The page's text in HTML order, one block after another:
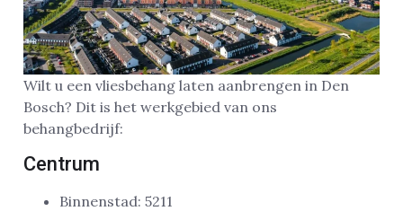
Wilt u een vliesbehang laten aanbrengen in Den
Bosch? Dit is het werkgebied van ons
behangbedrijf:
Centrum
Binnenstad: 5211